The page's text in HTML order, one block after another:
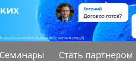
Семинары Стать партнером